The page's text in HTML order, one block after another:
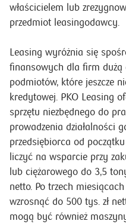
właścicielem lub
przedmiot leasingodawcy.
Leasing wyróżnia się
finansowych dla firm dużą
podmiotów, które jeszcze
kredytowej. PKO Leasing
sprzętu niezbędnego do
prowadzenia działalności
przedsiębiorca od
liczyć na wsparcie przy
lub ciężarowego do 3,5
netto. Po trzech
wzrosnąć do 500 tys. zł
mogą być również